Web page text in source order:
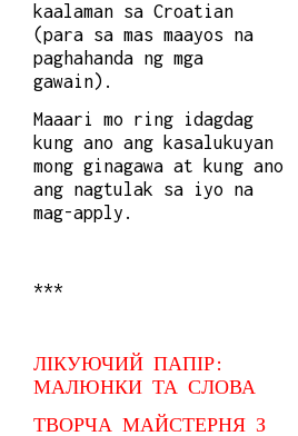
kaalaman sa Croatian
(para sa mas maayos na
paghahanda ng mga
gawain).
Maaari mo ring idagdag
kung ano ang kasalukuyan
mong ginagawa at kung ano
ang nagtulak sa iyo na
mag-apply.
***
ЛІКУЮЧИЙ ПАПІР:
МАЛЮНКИ ТА СЛОВА
ТВОРЧА МАЙСТЕРНЯ З